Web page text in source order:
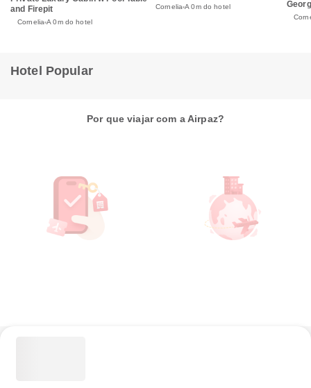
and Firepit
Cornelia A 0m do hotel
Cornelia A 0m do hotel
Hotel Popular
Por que viajar com a Airpaz?